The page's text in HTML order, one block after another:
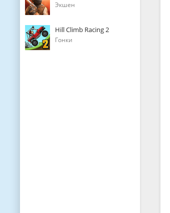
Экшен
Hill Climb Racing 2
Гонки